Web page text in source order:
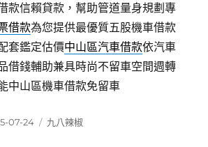
款信賴貸款，幫助管道量身規劃專
借款為您提供最優質五股機車借款
套鑑定估價中山區汽車借款依汽車
借錢輔助兼具時尚不留車空間週轉
中山區機車借款免留車
07-24
分
九八辣椒